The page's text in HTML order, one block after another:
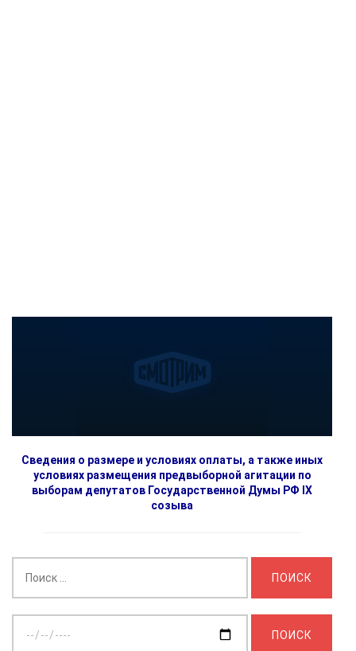
Сведения о размере и условиях оплаты, а также иных
условиях размещения предвыборной агитации по
выборам депутатов Государственной Думы РФ IX
созыва
дату: